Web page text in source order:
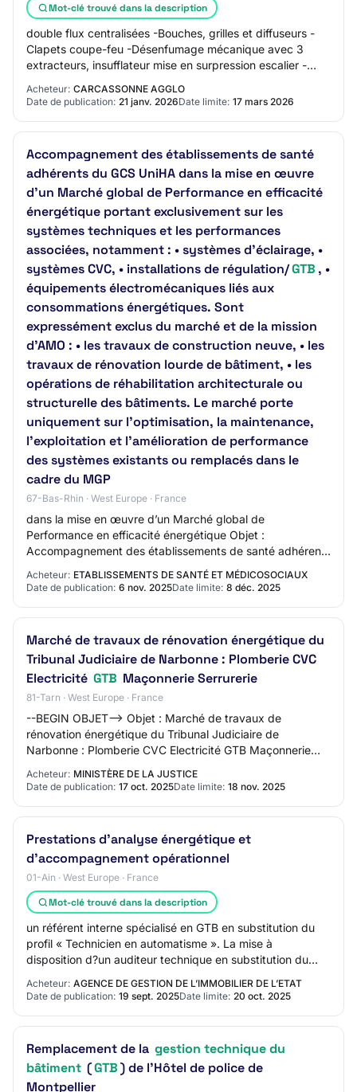
Mot-clé trouvé dans la description
double flux centralisées -Bouches, grilles et diffuseurs -
Clapets coupe-feu -Désenfumage mécanique avec 3
extracteurs, insufflateur mise en surpression escalier -
Acheteur: CARCASSONNE AGGLO
Date de publication: 21 janv. 2026Date limite: 17 mars 2026
Accompagnement des établissements de santé
adhérents du GCS UniHA dans la mise en œuvre
d’un Marché global de Performance en efficacité
énergétique portant exclusivement sur les
systèmes techniques et les performances
associées, notamment : • systèmes d’éclairage, •
systèmes CVC, • installations de régulation/GTB , •
équipements électromécaniques liés aux
consommations énergétiques. Sont
expressément exclus du marché et de la mission
d’AMO : • les travaux de construction neuve, • les
travaux de rénovation lourde de bâtiment, • les
opérations de réhabilitation architecturale ou
structurelle des bâtiments. Le marché porte
uniquement sur l’optimisation, la maintenance,
l’exploitation et l’amélioration de performance
des systèmes existants ou remplacés dans le
cadre du MGP
67-Bas-Rhin · West Europe · France
dans la mise en œuvre d’un Marché global de
Performance en efficacité énergétique Objet :
Accompagnement des établissements de santé adhérents
du GCS UniHA dans la mise en œuvre d’un Marché global
de…
Acheteur: ETABLISSEMENTS DE SANTÉ ET MÉDICOSOCIAUX
Date de publication: 6 nov. 2025Date limite: 8 déc. 2025
Marché de travaux de rénovation énergétique du
Tribunal Judiciaire de Narbonne : Plomberie CVC
Electricité GTB Maçonnerie Serrurerie
81-Tarn · West Europe · France
--BEGIN OBJET--> Objet : Marché de travaux de
rénovation énergétique du Tribunal Judiciaire de
Narbonne : Plomberie CVC Electricité GTB Maçonnerie
Acheteur: MINISTÈRE DE LA JUSTICE
Date de publication: 17 oct. 2025Date limite: 18 nov. 2025
Prestations d'analyse énergétique et
d'accompagnement opérationnel
01-Ain · West Europe · France
Mot-clé trouvé dans la description
un référent interne spécialisé en GTB en substitution du
profil « Technicien en automatisme ». La mise à
disposition d?un auditeur technique en substitution du
Acheteur: AGENCE DE GESTION DE L’IMMOBILIER DE L’ETAT
Date de publication: 19 sept. 2025Date limite: 20 oct. 2025
Remplacement de la gestion technique du
bâtiment (GTB) de l'Hôtel de police de
Montpellier